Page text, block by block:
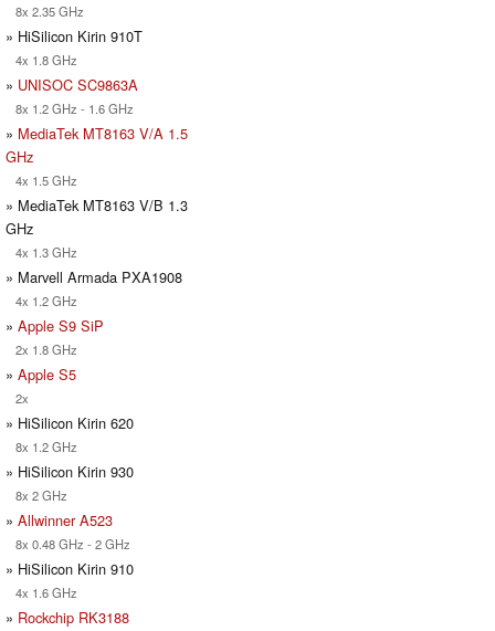
8x 2.35 GHz
» HiSilicon Kirin 910T
4x 1.8 GHz
» UNISOC SC9863A
8x 1.2 GHz - 1.6 GHz
» MediaTek MT8163 V/A 1.5
GHz
4x 1.5 GHz
» MediaTek MT8163 V/B 1.3
GHz
4x 1.3 GHz
» Marvell Armada PXA1908
4x 1.2 GHz
» Apple S9 SiP
2x 1.8 GHz
» Apple S5
2x
» HiSilicon Kirin 620
8x 1.2 GHz
» HiSilicon Kirin 930
8x 2 GHz
» Allwinner A523
8x 0.48 GHz - 2 GHz
» HiSilicon Kirin 910
4x 1.6 GHz
» Rockchip RK3188